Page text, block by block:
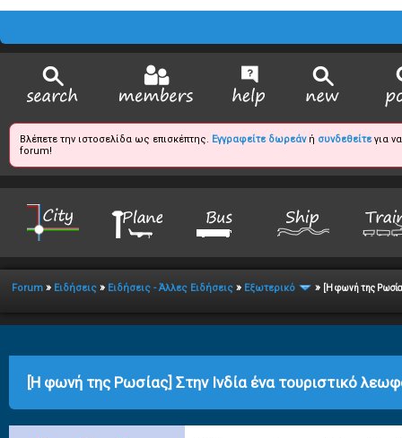
Βλέπετε την ιστοσελίδα ως επισκέπτης. Εγγραφείτε δωρεάνή συνδεθείτεγια
forum!
Forum » Ειδήσεις » Ειδήσεις - Άλλες Ειδήσεις » Εξωτερικό » [Η φωνή της
[Η φωνή της Ρωσίας] Στην Ινδία ένα τουριστικό